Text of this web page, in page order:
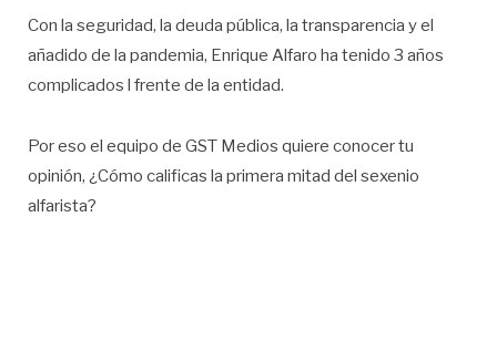
Con la seguridad, la deuda pública, la transparencia y el
añadido de la pandemia, Enrique Alfaro ha tenido 3 años
complicados l frente de la entidad.
Por eso el equipo de GST Medios quiere conocer tu
opinión, ¿Cómo calificas la primera mitad del sexenio
alfarista?